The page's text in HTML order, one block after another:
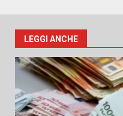
LEGGI ANCHE